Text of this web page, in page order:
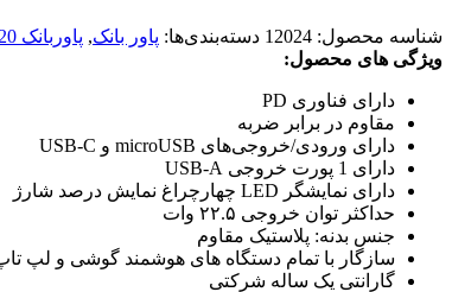
شناسه محصول: 12024 دسته‌بندی‌ها: پاور بانک, پاوربانک 20 هزار
ویژگی های محصول:
دارای فناوری PD
مقاوم در برابر ضربه
دارای ورودی/خروجی‌های microUSB و USB-C
دارای 1 پورت خروجی USB-A
دارای نمایشگر LED چهارچراغ نمایش درصد شارژ
حداکثر توان خروجی ۲۲.۵ وات
جنس بدنه: پلاستیک مقاوم
سازگار با تمام دستگاه های هوشمند گوشی و لپ
گارانتی یک ساله شرکتی